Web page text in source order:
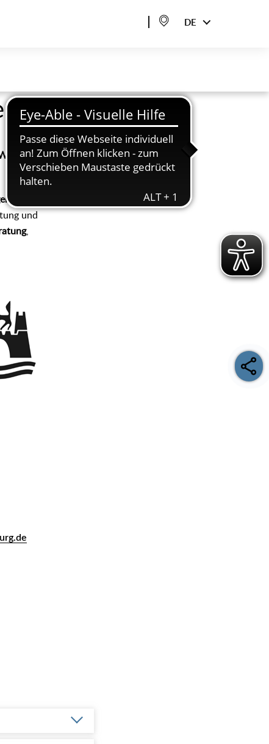
DE
Bürger
und deren
und
,